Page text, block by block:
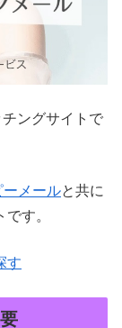
ングサイトで
ーメールと共に
す。
す